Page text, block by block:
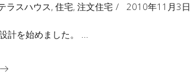
ラスハウス, 住宅, 注文住宅 2010年11月3日
計を始めました。